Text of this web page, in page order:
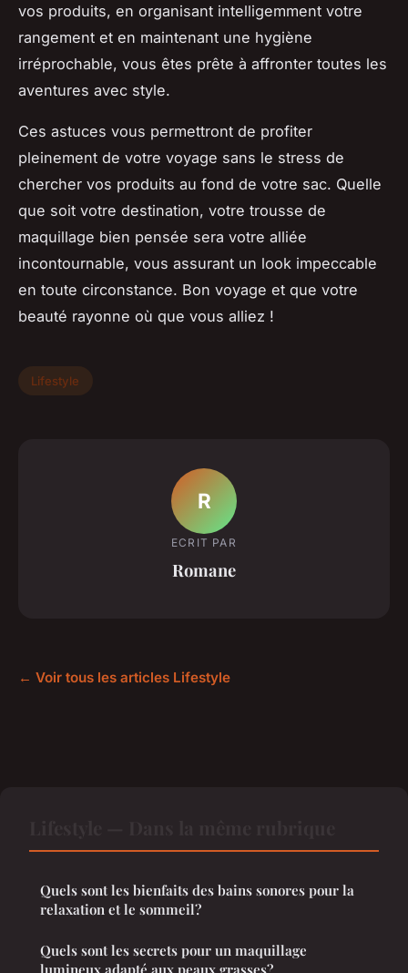
vos produits, en organisant intelligemment votre
rangement et en maintenant une hygiène
irréprochable, vous êtes prête à affronter toutes les
aventures avec style.
Ces astuces vous permettront de profiter
pleinement de votre voyage sans le stress de
chercher vos produits au fond de votre sac. Quelle
que soit votre destination, votre trousse de
maquillage bien pensée sera votre alliée
incontournable, vous assurant un look impeccable
en toute circonstance. Bon voyage et que votre
beauté rayonne où que vous alliez !
Lifestyle
R
ECRIT PAR
Romane
← Voir tous les articles Lifestyle
Quels sont les bienfaits des bains sonores pour la
relaxation et le sommeil?
Quels sont les secrets pour un maquillage